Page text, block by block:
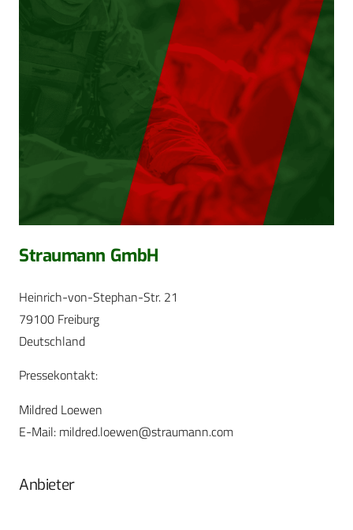
Straumann GmbH
Heinrich-von-Stephan-Str. 21
79100 Freiburg
Deutschland
Pressekontakt:
Mildred Loewen
E-Mail: mildred.loewen@straumann.com
Anbieter